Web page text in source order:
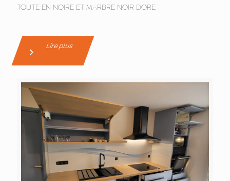
TOUTE EN NOIRE ET MARBRE NOIR DORE
Lire plus